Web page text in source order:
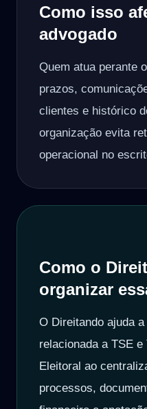
Como isso
advogado
Quem atua perante
prazos,
clientes e histórico
organização evita
operacional no
Como o
organizar
O Direitando ajuda
relacionada a TSE
Eleitoral ao
processos,